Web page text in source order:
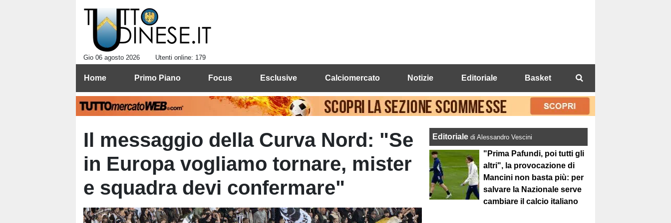
Gio 06 agosto 2026 Utenti online: 179
Home Primo Piano Focus Esclusive Calciomercato Notizie Editoriale Basket
Il messaggio della Curva Nord: "Se
in Europa vogliamo tornare, mister
e squadra devi confermare"
Editorialedi Alessandro Vescini
"Prima Pafundi, poi tutti gli
altri", la provocazione di
Mancini non basta più: per
salvare la Nazionale serve
cambiare il calcio italiano